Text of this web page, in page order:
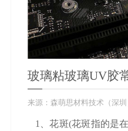
玻璃粘玻璃UV胶
来源： 森萌思材料技术（深圳
1、花斑(花斑指的是